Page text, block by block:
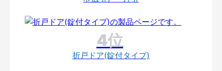
折戸ドア(錠付タイプ)